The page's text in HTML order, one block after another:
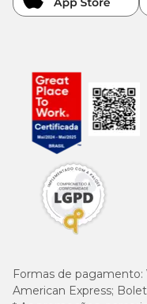
Formas de pagamento:
American Express;